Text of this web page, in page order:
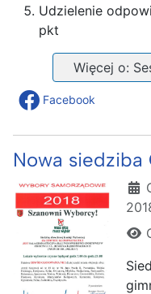
Udzielenie
pkt
Więcej o:
Facebook
Nowa siedziba